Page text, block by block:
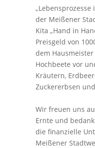
der Meißener
Kita „Hand in
Preisgeld von
dem
Hochbeete vor
Kräutern,
Zuckererbsen
Wir freuen uns
Ernte und
die finanzielle
Meißener